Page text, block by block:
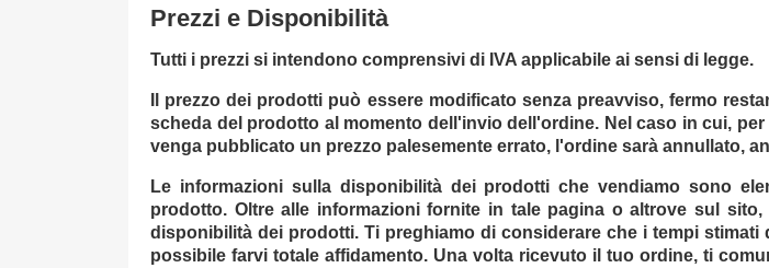
Prezzi e Disponibilità
Tutti i prezzi si intendono comprensivi di IVA applicabile ai sensi di legge.
Il prezzo dei prodotti può essere modificato senza preavviso, fermo
scheda del prodotto al momento dell'invio dell'ordine. Nel caso in cui,
venga pubblicato un prezzo palesemente errato, l'ordine sarà annullato,
Le informazioni sulla disponibilità dei prodotti che vendiamo sono
prodotto. Oltre alle informazioni fornite in tale pagina o altrove sul
disponibilità dei prodotti. Ti preghiamo di considerare che i tempi
possibile farvi totale affidamento. Una volta ricevuto il tuo ordine, ti